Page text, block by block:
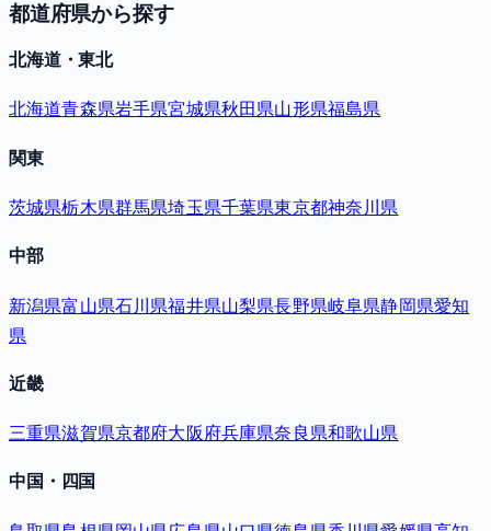
都道府県から探す
北海道・東北
北海道青森県岩手県宮城県秋田県山形県福島県
関東
茨城県栃木県群馬県埼玉県千葉県東京都神奈川県
中部
新潟県富山県石川県福井県山梨県長野県岐阜県静岡県愛知
県
近畿
三重県滋賀県京都府大阪府兵庫県奈良県和歌山県
中国・四国